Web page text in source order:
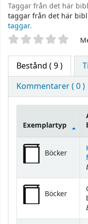
Taggar från det här
taggar från det här
taggar.
Betyg
Bestånd ( 9 )
Kommentarer ( 0 )
Bestånd
Exemplartyp
Böcker
Böcker